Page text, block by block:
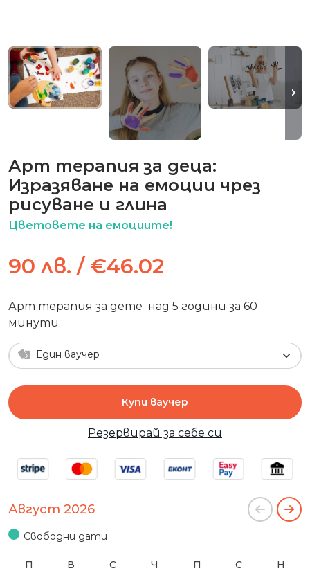
Арт терапия за деца:
Изразяване на емоции чрез
рисуване и глина
Цветовете на емоциите!
90 лв. / €46.02
Арт терапия за дете над 5 години за 60
минути.
Един ваучер
Купи ваучер
Резервирай за себе си
Август 2026
Свободни дати
П В С Ч П С Н